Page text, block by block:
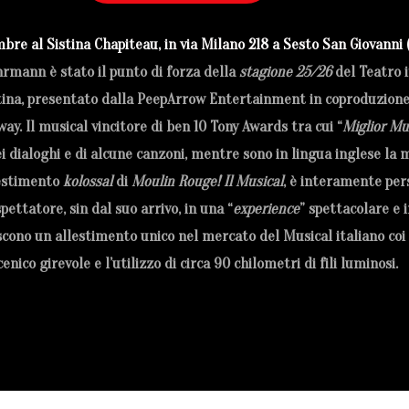
al Sistina Chapiteau, in via Milano 218 a Sesto San Giovanni
è stato il punto di forza dellastagione 25/26del Teatro
presentato dalla PeepArrow Entertainment in
Il musical vincitore di ben 10 Tony Awards tra cui “Miglior
e di alcune canzoni, mentre sono in lingua inglese la
kolossaldiMoulin Rouge! Il Musical, è interamente
sin dal suo arrivo, in una “experience” spettacolare e
un allestimento unico nel mercato del Musical italiano
girevole e l’utilizzo di circa 90 chilometri di fili luminosi.